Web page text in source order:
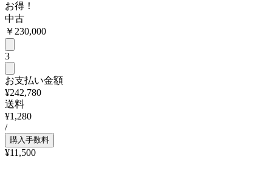
お得！
中古
￥ 230,000
3
お支払い金額
¥242,780
送料
¥1,280
/
購入手数料
¥11,500